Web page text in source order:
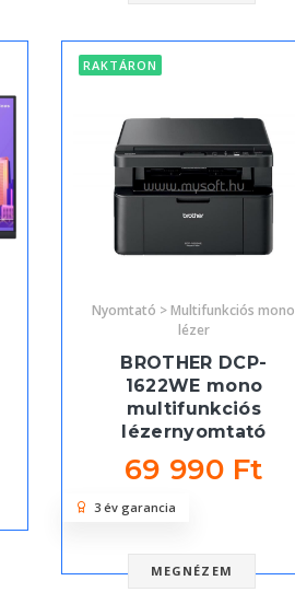
RAKTÁRON
Nyomtató > Multifunkciós mono
lézer
BROTHER DCP-
1622WE mono
multifunkciós
lézernyomtató
69 990 Ft
MEGNÉZEM
3 év garancia